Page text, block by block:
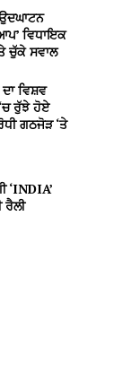
ਵਿਧਾਇਕ
ਚੁੱਕੇ ਸਵਾਲ
ਵਿਸ਼ਵ
ਰੁੱਝੇ ਹੋਏ
ਗਠਜੋੜ ‘ਤੇ
‘INDIA’
ਰੈਲੀ